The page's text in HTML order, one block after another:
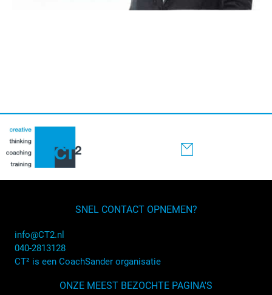
SNEL CONTACT OPNEMEN?
info@CT2.nl
040-2813128
CT² is een CoachSander organisatie
ONZE MEEST BEZOCHTE PAGINA'S